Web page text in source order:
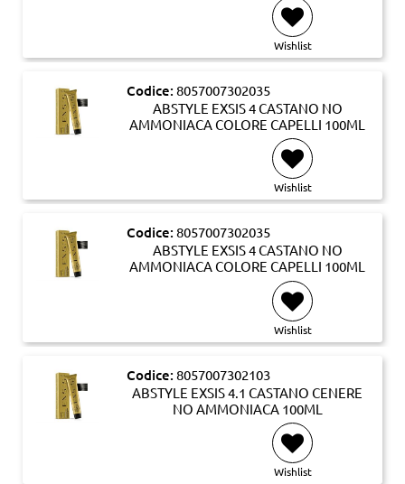
Wishlist
Codice: 8057007302035
ABSTYLE EXSIS 4 CASTANO NO
AMMONIACA COLORE CAPELLI 100ML
Wishlist
Codice: 8057007302035
ABSTYLE EXSIS 4 CASTANO NO
AMMONIACA COLORE CAPELLI 100ML
Wishlist
Codice: 8057007302103
ABSTYLE EXSIS 4.1 CASTANO CENERE
NO AMMONIACA 100ML
Wishlist